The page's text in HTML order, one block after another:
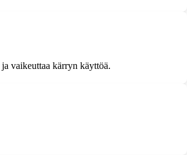
vaikeuttaa kärryn käyttöä.